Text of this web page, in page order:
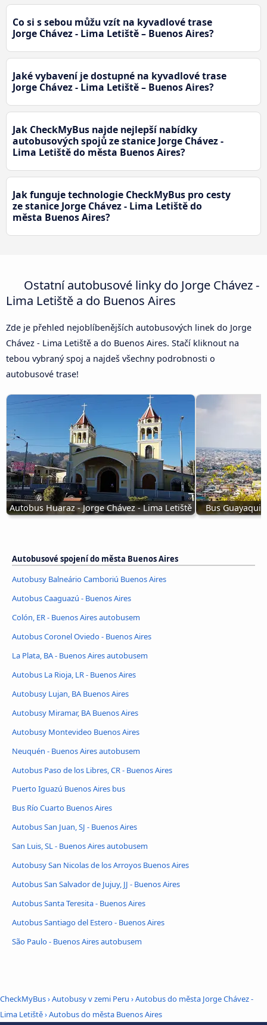
Co si s sebou můžu vzít na kyvadlové trase
Jorge Chávez - Lima Letiště – Buenos Aires?
Jaké vybavení je dostupné na kyvadlové trase
Jorge Chávez - Lima Letiště – Buenos Aires?
Jak CheckMyBus najde nejlepší nabídky
autobusových spojů ze stanice Jorge Chávez -
Lima Letiště do města Buenos Aires?
Jak funguje technologie CheckMyBus pro cesty
ze stanice Jorge Chávez - Lima Letiště do
města Buenos Aires?
Ostatní autobusové linky do Jorge Chávez -
Lima Letiště a do Buenos Aires
Zde je přehled nejoblíbenějších autobusových linek do Jorge
Chávez - Lima Letiště a do Buenos Aires. Stačí kliknout na
tebou vybraný spoj a najdeš všechny podrobnosti o
autobusové trase!
Autobus Huaraz - Jorge Chávez - Lima Letiště Bus Guayaquil
Autobusové spojení do města Buenos Aires
Autobusy Balneário Camboriú Buenos Aires
Autobus Caaguazú - Buenos Aires
Colón, ER - Buenos Aires autobusem
Autobus Coronel Oviedo - Buenos Aires
La Plata, BA - Buenos Aires autobusem
Autobus La Rioja, LR - Buenos Aires
Autobusy Lujan, BA Buenos Aires
Autobusy Miramar, BA Buenos Aires
Autobusy Montevideo Buenos Aires
Neuquén - Buenos Aires autobusem
Autobus Paso de los Libres, CR - Buenos Aires
Puerto Iguazú Buenos Aires bus
Bus Río Cuarto Buenos Aires
Autobus San Juan, SJ - Buenos Aires
San Luis, SL - Buenos Aires autobusem
Autobusy San Nicolas de los Arroyos Buenos Aires
Autobus San Salvador de Jujuy, JJ - Buenos Aires
Autobus Santa Teresita - Buenos Aires
Autobus Santiago del Estero - Buenos Aires
São Paulo - Buenos Aires autobusem
CheckMyBus›Autobusy v zemi Peru ›Autobus do města Jorge Chávez -
Lima Letiště›Autobus do města Buenos Aires